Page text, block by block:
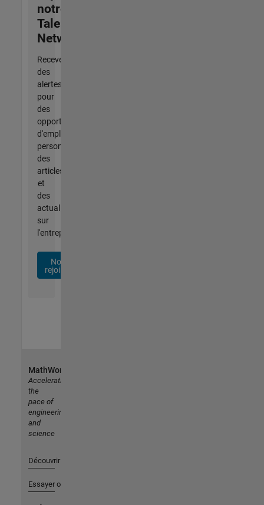
notre
Talent
Network
Recevez
des
alertes
pour
des
opportunités
d'emploi
personnalisées,
des
articles
et
des
actualités
sur
l'entreprise.
Nous
rejoindre
MathWorks
Accelerating
the
pace of
engineering
and
science
Découvrir les produits
Essayer ou acheter